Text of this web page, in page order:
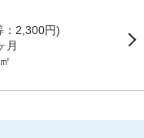
：2,300円)
月